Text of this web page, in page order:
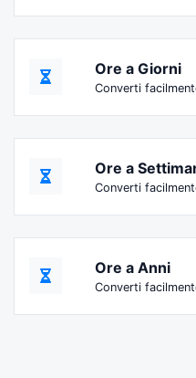
Ore a Giorni
Ore a
Ore a Anni
Converti